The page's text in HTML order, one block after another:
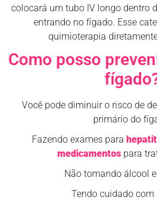
colocará um tubo IV longo dentro
entrando no fígado. Esse
quimioterapia
Como posso
Você pode diminuir o risco de
primário do
Fazendo exames para
medicamentospara
Não tomando álcool
Tendo cuidado com